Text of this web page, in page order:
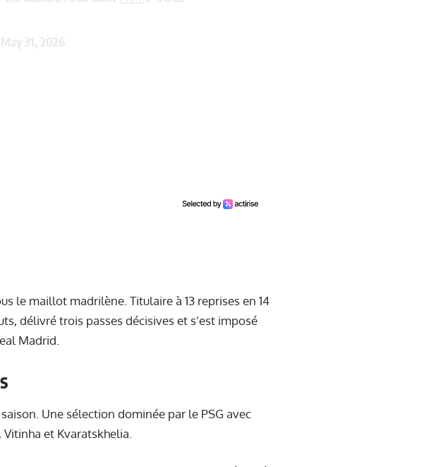
le maillot madrilène. Titulaire à 13 reprises en 14
délivré trois passes décisives et s’est imposé
Madrid.
Une sélection dominée par le PSG avec
et Kvaratskhelia.